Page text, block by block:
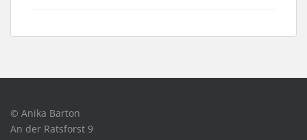
© Anika Barton
An der Ratsforst 9